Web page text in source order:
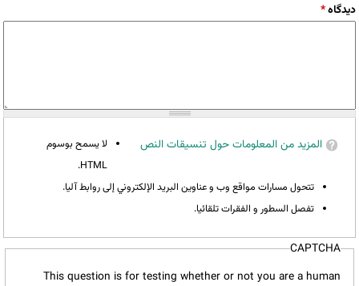
‏دیدگاه ‏*
المزيد من المعلومات حول تنسيقات النص
لا يسمح بوسوم
HTML.
تتحول مسارات مواقع وب و عناوين البريد الإلكتروني إلى روابط آليا.
تفصل السطور و الفقرات تلقائيا.
CAPTCHA
This question is for testing whether or not you are a human